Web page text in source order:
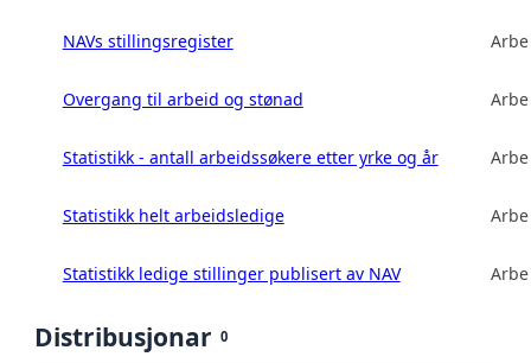
NAVs stillingsregister
Overgang til arbeid og stønad
Statistikk - antall arbeidssøkere etter yrke og år
Statistikk helt arbeidsledige
Statistikk ledige stillinger publisert av NAV
Distribusjonar 0